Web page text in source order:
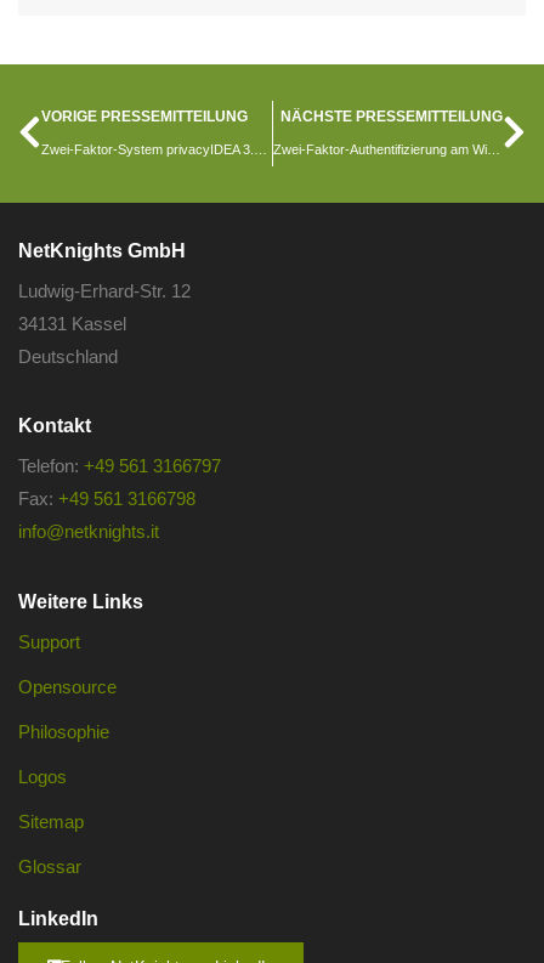
VORIGE PRESSEMITTEILUNG NÄCHSTE PRESSEMITTEILUNG
Zwei-Faktor-Authentifizierung am Windows Desktop – Offline
NetKnights GmbH
Ludwig-Erhard-Str. 12
34131 Kassel
Deutschland
Kontakt
Telefon: +49 561 3166797
Fax: +49 561 3166798
info@netknights.it
Weitere Links
Support
Opensource
Philosophie
Logos
Sitemap
Glossar
LinkedIn